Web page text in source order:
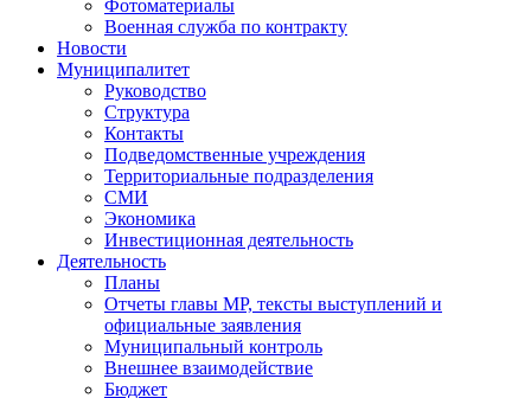
Фотоматериалы
Военная служба по контракту
Новости
Муниципалитет
Руководство
Структура
Контакты
Подведомственные учреждения
Территориальные подразделения
СМИ
Экономика
Инвестиционная деятельность
Деятельность
Планы
Отчеты главы МР, тексты выступлений и
официальные заявления
Муниципальный контроль
Внешнее взаимодействие
Бюджет